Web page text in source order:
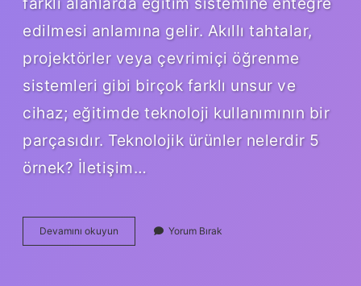
edilmesi anlamına gelir. Akıllı tahtalar,
projektörler veya çevrimiçi öğrenme
sistemleri gibi birçok farklı unsur ve
cihaz; eğitimde teknoloji kullanımının bir
parçasıdır. Teknolojik ürünler nelerdir 5
örnek? İletişim…
Devamını okuyun Eğitimde
Kullanılan
Yorum Bırak